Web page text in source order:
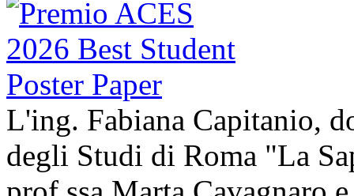
L'ing. Fabiana Capitanio,
degli Studi di Roma "La